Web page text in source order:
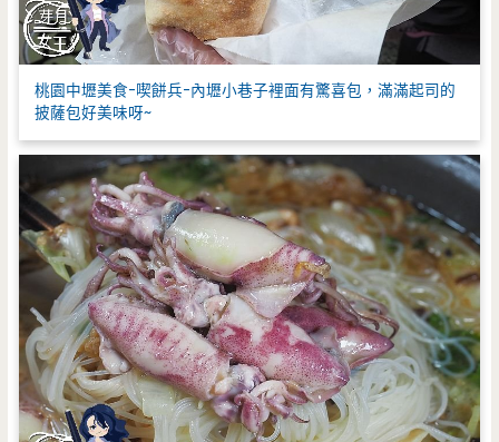
桃園中壢美食-喫餅兵-內壢小巷子裡面有驚喜包，滿滿起司的
披薩包好美味呀~